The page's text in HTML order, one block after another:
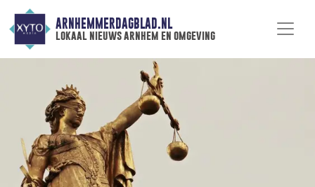
ARNHEMMERDAGBLAD.NL
lokaal nieuws arnhem en omgeving